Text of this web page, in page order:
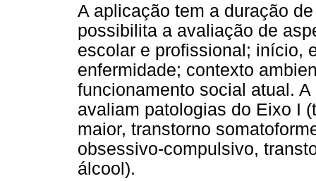
A aplicação tem a duração
possibilita a avaliação de
escolar e profissional; início,
enfermidade; contexto
funcionamento social atual.
avaliam patologias do Eixo I
maior, transtorno
obsessivo-compulsivo,
álcool).